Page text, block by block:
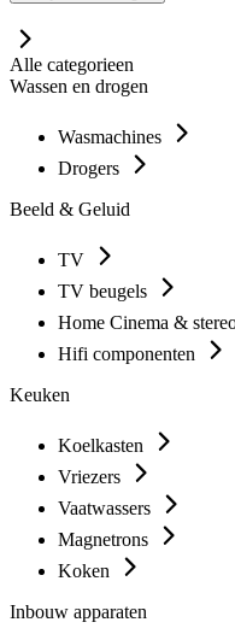
Alle categorieen
Wassen en drogen
Wasmachines
Drogers
Beeld & Geluid
TV
TV beugels
Home Cinema &
Hifi componenten
Keuken
Koelkasten
Vriezers
Vaatwassers
Magnetrons
Koken
Inbouw apparaten